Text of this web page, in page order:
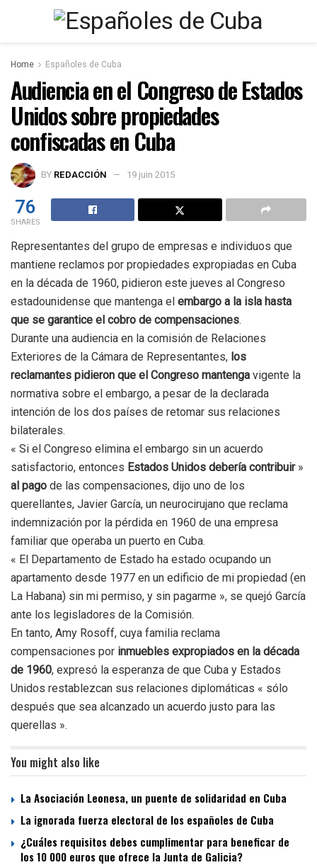
Home Españoles de Cuba
Audiencia en el Congreso de Estados
Unidos sobre propiedades
confiscadas en Cuba
BY REDACCIÓN 19 juin 2015
76
SHARES
Representantes del grupo de empresas e individuos que
mantiene reclamos por propiedades expropiadas en Cuba
en la década de 1960, pidieron este jueves al Congreso
estadounidense que mantenga el embargo a la isla hasta
que se garantice el cobro de compensaciones.
Durante una audiencia en la comisión de Relaciones
Exteriores de la Cámara de Representantes, los
reclamantes pidieron que el Congreso mantenga vigente la
normativa sobre el embargo, a pesar de la declarada
intención de los dos países de retomar sus relaciones
bilaterales.
« Si el Congreso elimina el embargo sin un acuerdo
satisfactorio, entonces Estados Unidos debería contribuir»
al pago de las compensaciones, dijo uno de los
querellantes, Javier García, un neurocirujano que reclama
indemnización por la pérdida en 1960 de una empresa
familiar que operaba un puerto en Cuba.
« El Departamento de Estado ha estado ocupando un
apartamento desde 1977 en un edificio de mi propiedad (en
La Habana) sin mi permiso, y sin pagarme », se quejó García
ante los legisladores de la Comisión.
En tanto, Amy Rosoff, cuya familia reclama
compensaciones por inmuebles expropiados en la década
de 1960, expresó la esperanza de que Cuba y Estados
Unidos restablezcan sus relaciones diplomáticas « sólo
después que sea alcanzado un acuerdo justo para las
querellas ».
You might also like
La Asociación Leonesa, un puente de solidaridad en Cuba
La ignorada fuerza electoral de los españoles de Cuba
¿Cuáles requisitos debes cumplimentar para beneficar de
los 10 000 euros que ofrece la Junta de Galicia?